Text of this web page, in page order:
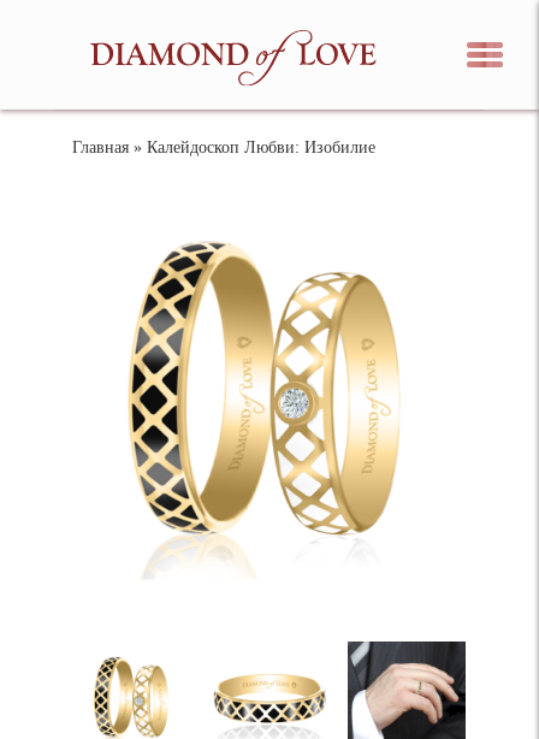
Главная » Калейдоскоп Любви: Изобилие